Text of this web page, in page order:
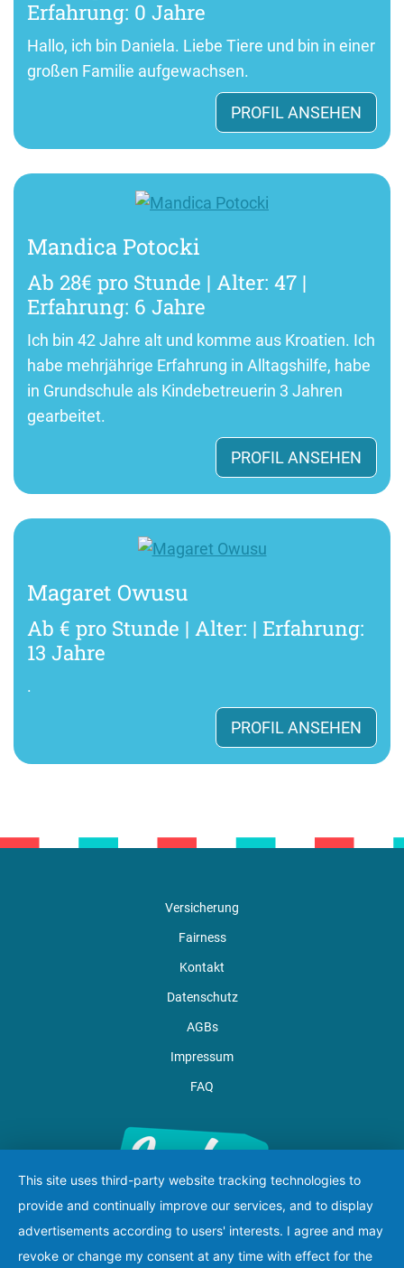
Erfahrung: 0 Jahre
Hallo, ich bin Daniela. Liebe Tiere und bin in einer
großen Familie aufgewachsen.
PROFIL ANSEHEN
Mandica Potocki
Ab 28€ pro Stunde | Alter: 47 |
Erfahrung: 6 Jahre
Ich bin 42 Jahre alt und komme aus Kroatien. Ich
habe mehrjährige Erfahrung in Alltagshilfe, habe
in Grundschule als Kindebetreuerin 3 Jahren
gearbeitet.
PROFIL ANSEHEN
Magaret Owusu
Ab € pro Stunde | Alter: | Erfahrung:
13 Jahre
.
PROFIL ANSEHEN
Versicherung
Fairness
Kontakt
Datenschutz
AGBs
Impressum
FAQ
This site uses third-party website tracking technologies to
provide and continually improve our services, and to display
advertisements according to users' interests. I agree and may
revoke or change my consent at any time with effect for the